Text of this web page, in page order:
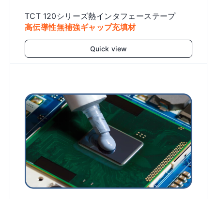
TCT 120シリーズ熱インタフェーステープ
高伝導性無補強ギャップ充填材
Quick view